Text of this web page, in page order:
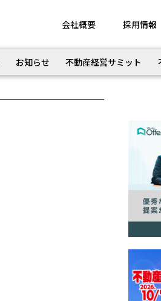
会社概要 採用情報
お知らせ 不動産経営サミット